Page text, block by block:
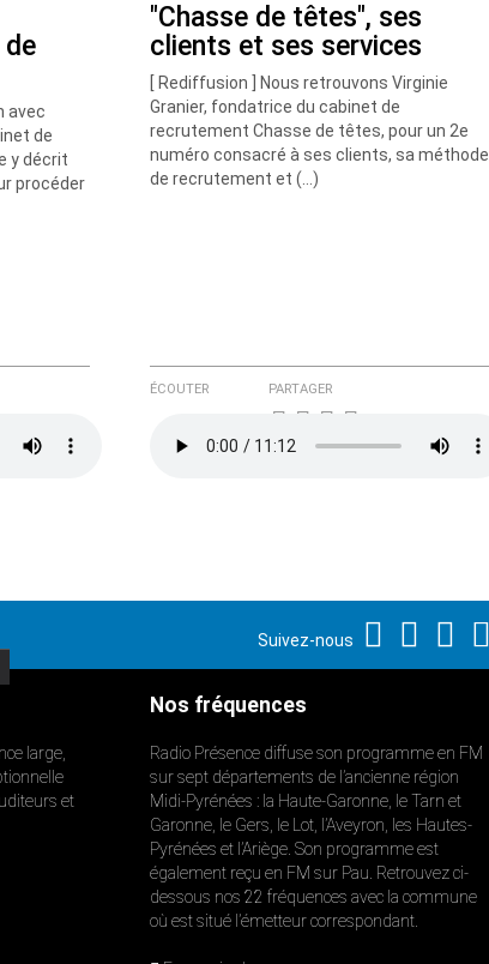
avec
de
y décrit
procéder
"Chasse de têtes", ses
clients et ses services
[ Rediffusion ] Nous retrouvons Virginie
Granier, fondatrice du cabinet de
recrutement Chasse de têtes, pour un 2e
numéro consacré à ses clients, sa méthode
de recrutement et (…)
ÉCOUTER PARTAGER
Suivez-nous
large,
et
Nos fréquences
Radio Présence diffuse son programme en FM
sur sept départements de l’ancienne région
Midi-Pyrénées : la Haute-Garonne, le Tarn et
Garonne, le Gers, le Lot, l’Aveyron, les Hautes-
Pyrénées et l’Ariège. Son programme est
également reçu en FM sur Pau. Retrouvez ci-
dessous nos 22 fréquences avec la commune
où est situé l’émetteur correspondant.